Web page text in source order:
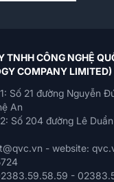
CÔNG NGHỆ
COMPANY LIMITED)
Số 21 đường Nguyễn
An
Số 204 đường Lê
- website:
-